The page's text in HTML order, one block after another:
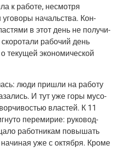
к рабо­те, несмот­ря
началь­ства. Кон­
в этот день не полу­чи­
рабо­чий день
теку­щей эко­но­ми­че­ской
люди при­шли на рабо­ту
И тут уже горы мусо­
вла­стей. К 11
пере­ми­рие: руко­вод­
работ­ни­кам повы­шать
уже с октяб­ря. Кро­ме